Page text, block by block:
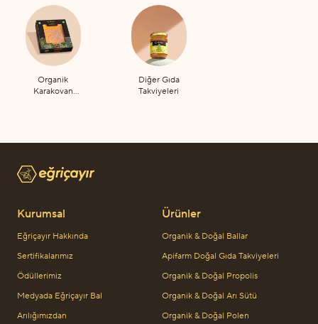
Organik
Karakovan
Diğer Gıda
Takviyeleri
Kurumsal
Eğriçayır Hakkında
Sertifikalarımız
Ödüllerimiz
Medyada Eğriçayır Bal
Arılığımızdan
Ürünler
Organik & Doğal Ballar
Apifarm Doğal Gıda Takviyeleri
Organik & Doğal Propolis
Organik & Doğal Arı Sütü
Organik & Doğal Polen